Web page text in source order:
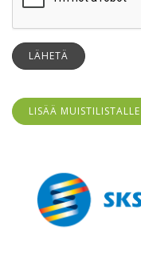
LÄHETÄ
LISÄÄ MUISTILISTALLE